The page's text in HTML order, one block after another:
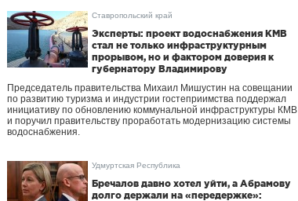
Ставропольский край
Эксперты: проект водоснабжения КМВ
стал не только инфраструктурным
прорывом, но и фактором доверия к
губернатору Владимирову
Председатель правительства Михаил Мишустин на совещании
по развитию туризма и индустрии гостеприимства поддержал
инициативу по обновлению коммунальной инфраструктуры КМВ
и поручил правительству проработать модернизацию системы
водоснабжения.
Удмуртская Республика
Бречалов давно хотел уйти, а Абрамову
долго держали на «передержке»: